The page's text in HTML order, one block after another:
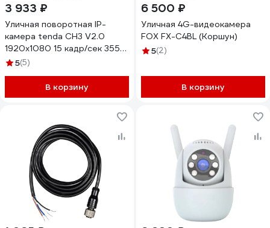
3 933 ₽
Уличная поворотная IP-
камера tenda CH3 V2.0
1920x1080 15 кадр/сек 355°
по горизонтали 90° по
съемка до 30 м датчик
движения IP65 от -30° до
10000131363
5(5)
В корзину
6 500 ₽
Уличная 4G-видеокамера
FOX FX-C4BL (Коршун)
5(2)
В корзину